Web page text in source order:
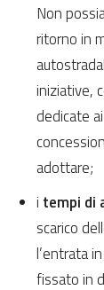
Non
ritorno in
iniziative,
dedicate
adottare;
i tempi di
scarico
l’entrata
fissato in